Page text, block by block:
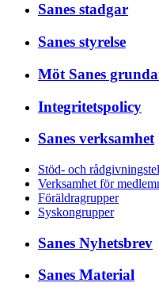
Sanes stadgar
Sanes styrelse
Möt Sanes
Integritetspolicy
Sanes verksamhet
Stöd- och
Verksamhet för
Föräldragrupper
Syskongrupper
Sanes Nyhetsbrev
Sanes Material